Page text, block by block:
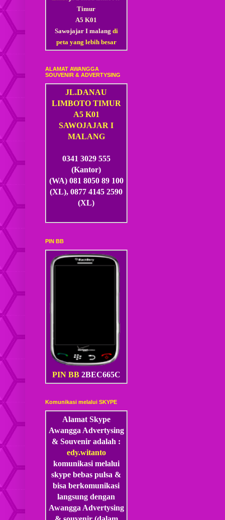
Timur
A5 K01
Sawojajar I malang di
peta yang lebih besar
ALAMAT AWANGGA
SOUVENIR & ADVERTYSING
JL.DANAU
LIMBOTO TIMUR
A5 K01
SAWOJAJAR I
MALANG
0341 3029 555
(Kantor)
(WA) 081 8050 89 100
(XL), 0877 4145 2590
(XL)
PIN BB
PIN BB 2BEC665C
Komunikasi melalui SKYPE
Alamat Skype
Awangga Advertysing
& Souvenir adalah :
edy.witanto
komunikasi melalui
skype bebas pulsa &
bisa berkomunikasi
langsung dengan
Awangga Advertysing